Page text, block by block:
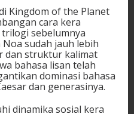
Kingdom of the Planet
cara kera
sebelumnya
sudah jauh lebih
dan struktur kalimat
bahasa lisan telah
dominasi bahasa
dan generasinya.
dinamika sosial kera